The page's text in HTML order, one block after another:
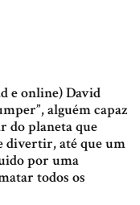
e online) David
alguém capaz
do planeta que
divertir, até que um
por uma
todos os